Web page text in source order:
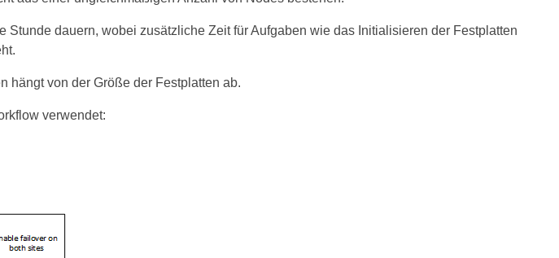
Stunde dauern, wobei zusätzliche Zeit für Aufgaben wie das Initialisieren der Festplatten
hängt von der Größe der Festplatten ab.
verwendet: